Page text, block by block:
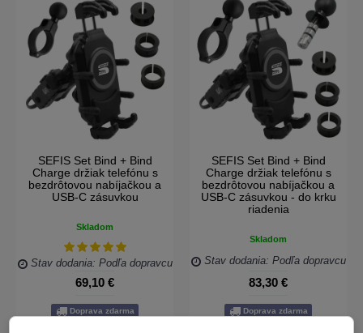
SEFIS Set Bind + Bind
Charge držiak telefónu s
bezdrôtovou nabíjačkou a
USB-C zásuvkou
Skladom
Stav dodania: Podľa dopravcu
69,10 €
Doprava zdarma
SEFIS Set Bind + Bind
Charge držiak telefónu s
bezdrôtovou nabíjačkou a
USB-C zásuvkou - do krku
riadenia
Skladom
Stav dodania: Podľa dopravcu
83,30 €
Doprava zdarma